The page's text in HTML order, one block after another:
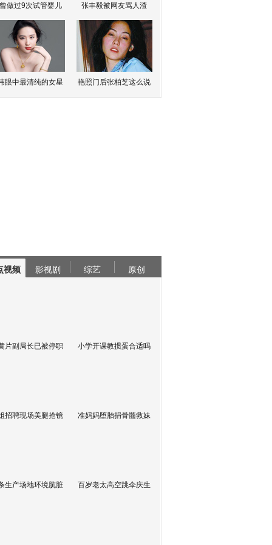
做过9次试管婴儿 张丰毅被网友骂人渣
眼中最清纯的女星 艳照门后张柏芝这么说
视频 影视剧 综艺 原创
片副局长已被停职 小学开课教掼蛋合适吗
招聘现场美腿抢镜 准妈妈堕胎捐骨髓救妹
生产场地环境肮脏 百岁老太高空跳伞庆生